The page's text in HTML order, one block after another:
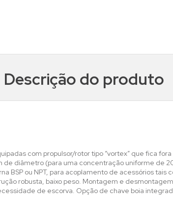
Descrição do produto
com propulsor/rotor tipo “vortex” que fica
diâmetro (para uma concentração uniforme de
BSP ou NPT, para acoplamento de acessórios tais
robusta, baixo peso. Montagem e
de escorva. Opção de chave boia